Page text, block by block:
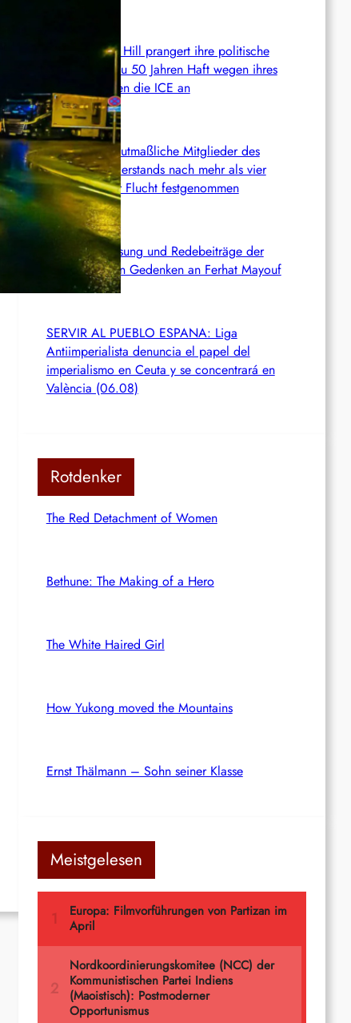
USA: Autumn Hill prangert ihre politische
Verurteilung zu 50 Jahren Haft wegen ihres
Kampfes gegen die ICE an
Chile: Zwei mutmaßliche Mitglieder des
Mapuche-Widerstands nach mehr als vier
Jahren auf der Flucht festgenommen
Zusammenfassung und Redebeiträge der
Demo 2026 in Gedenken an Ferhat Mayouf
SERVIR AL PUEBLO ESPANA: Liga
Antiimperialista denuncia el papel del
imperialismo en Ceuta y se concentrará en
València (06.08)
Rotdenker
The Red Detachment of Women
Bethune: The Making of a Hero
The White Haired Girl
How Yukong moved the Mountains
Ernst Thälmann – Sohn seiner Klasse
Meistgelesen